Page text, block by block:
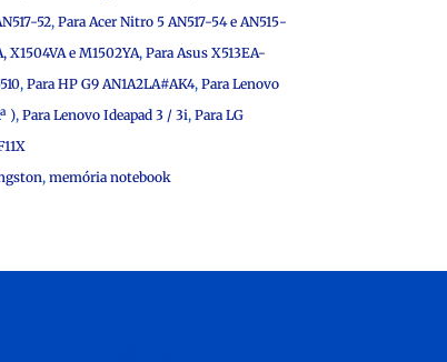
52, Para Acer Nitro 5 AN517-54 e AN515-
X1504VA e M1502YA, Para Asus X513EA-
, Para HP G9 AN1A2LA#AK4, Para Lenovo
), Para Lenovo Ideapad 3 / 3i, Para LG
, memória notebook